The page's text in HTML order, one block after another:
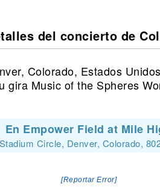
del concierto de
Colorado, Estados
gira Music of the Spheres
En Empower Field at Mile
Circle, Denver, Colorado,
[Reportar Error]